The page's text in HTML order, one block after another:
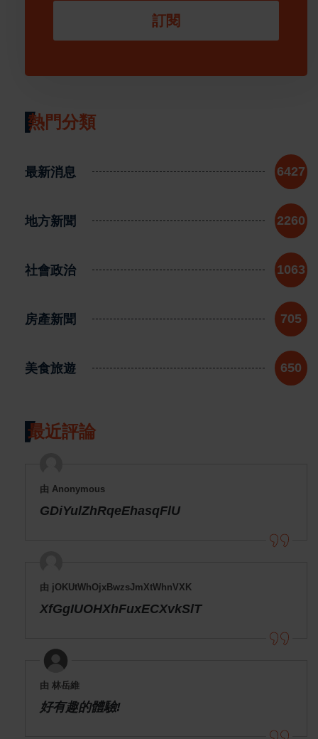
訂閱
熱門分類
最新消息 6427
地方新聞 2260
社會政治 1063
房產新聞 705
美食旅遊 650
最近評論
由 Anonymous
GDiYulZhRqeEhasqFlU
由 jOKUtWhOjxBwzsJmXtWhnVXK
XfGgIUOHXhFuxECXvkSlT
由 林岳維
好有趣的體驗!